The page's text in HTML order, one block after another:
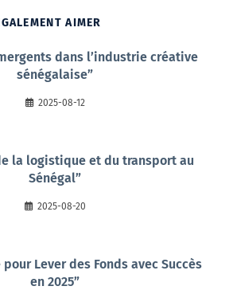
AIMER
dans l’industrie créative
sénégalaise”
2025-08-12
la logistique et du transport au
Sénégal”
2025-08-20
Lever des Fonds avec Succès
en 2025”